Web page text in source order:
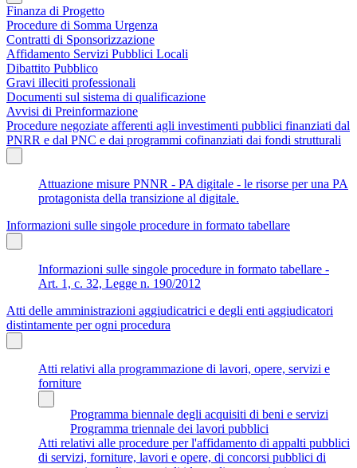
Finanza di Progetto
Procedure di Somma Urgenza
Contratti di Sponsorizzazione
Affidamento Servizi Pubblici Locali
Dibattito Pubblico
Gravi illeciti professionali
Documenti sul sistema di qualificazione
Avvisi di Preinformazione
Procedure negoziate afferenti agli investimenti pubblici finanziati dal
PNRR e dal PNC e dai programmi cofinanziati dai fondi strutturali
Attuazione misure PNNR - PA digitale - le risorse per una PA
protagonista della transizione al digitale.
Informazioni sulle singole procedure in formato tabellare
Informazioni sulle singole procedure in formato tabellare -
Art. 1, c. 32, Legge n. 190/2012
Atti delle amministrazioni aggiudicatrici e degli enti aggiudicatori
distintamente per ogni procedura
Atti relativi alla programmazione di lavori, opere, servizi e
forniture
Programma biennale degli acquisiti di beni e servizi
Programma triennale dei lavori pubblici
Atti relativi alle procedure per l'affidamento di appalti pubblici
di servizi, forniture, lavori e opere, di concorsi pubblici di